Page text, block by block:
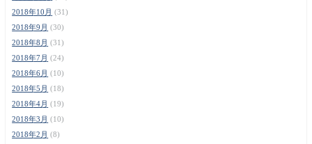
2018年10月 (31)
2018年9月 (30)
2018年8月 (31)
2018年7月 (24)
2018年6月 (10)
2018年5月 (18)
2018年4月 (19)
2018年3月 (10)
2018年2月 (8)